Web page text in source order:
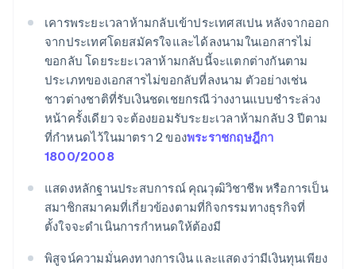
เคารพระยะเวลาห้ามกลับเข้าประเทศสเปน หลังจากออก
จากประเทศโดยสมัครใจและได้ลงนามในเอกสารไม่
ขอกลับ โดยระยะเวลาห้ามกลับนี้จะแตกต่างกันตาม
ประเภทของเอกสารไม่ขอกลับที่ลงนาม ตัวอย่างเช่น
ชาวต่างชาติที่รับเงินชดเชยกรณีว่างงานแบบชำระล่วง
หน้าครั้งเดียว จะต้องยอมรับระยะเวลาห้ามกลับ 3 ปีตาม
ที่กำหนดไว้ในมาตรา 2 ของพระราชกฤษฎีกา
1800/2008
แสดงหลักฐานประสบการณ์ คุณวุฒิวิชาชีพ หรือการเป็น
สมาชิกสมาคมที่เกี่ยวข้องตามที่กิจกรรมทางธุรกิจที่
ตั้งใจจะดำเนินการกำหนดให้ต้องมี
พิสูจน์ความมั่นคงทางการเงิน และแสดงว่ามีเงินทุนเพียง